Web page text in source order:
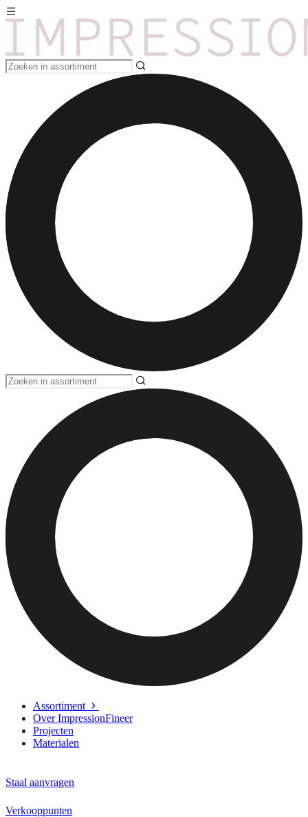
Assortiment
Over ImpressionFineer
Projecten
Materialen
Staal aanvragen
Verkooppunten